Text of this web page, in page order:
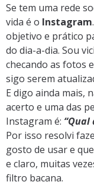
Se tem uma rede
vida é o Instagram
objetivo e prático
do dia-a-dia. Sou
checando as fotos
sigo serem
E digo ainda mais,
acerto e uma das
Instagram é: “Qual
Por isso resolvi
gosto de usar e
e claro, muitas
filtro bacana.